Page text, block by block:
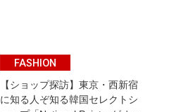
FASHION
【ショップ探訪】東京・西新宿
に知る人ぞ知る韓国セレクトシ